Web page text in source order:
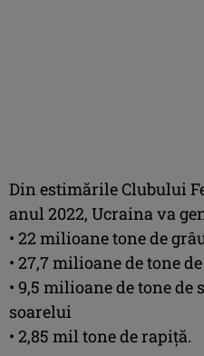
Din estimările Clubului
anul 2022, Ucraina va
• 22 milioane tone de
• 27,7 milioane de tone
• 9,5 milioane de tone de
soarelui
• 2,85 mil tone de rapiță.